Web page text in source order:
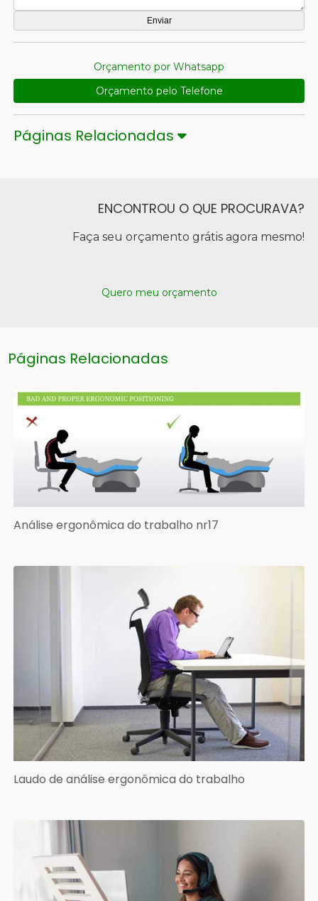
Orçamento por Whatsapp
Orçamento pelo Telefone
Páginas Relacionadas
ENCONTROU O QUE PROCURAVA?
Faça seu orçamento grátis agora mesmo!
Quero meu orçamento
Páginas Relacionadas
Análise ergonômica do trabalho nr17
Laudo de análise ergonômica do trabalho